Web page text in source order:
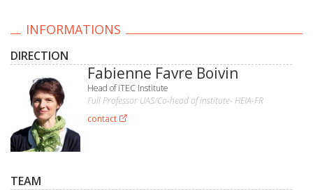
INFORMATIONS
DIRECTION
Fabienne Favre Boivin
Head of iTEC Institute
Full Professor UAS/Co-head of institute- HEIA-FR
contact
TEAM